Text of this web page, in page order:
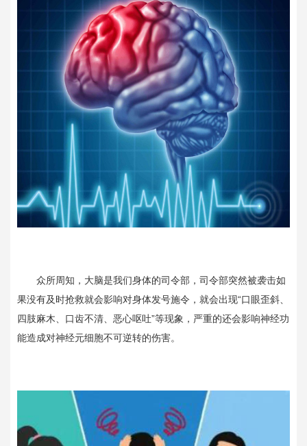
众所周知，大脑是我们身体的司令部，司令部突然被袭击如
果没有及时抢救就会影响对身体发号施令，就会出现“口眼歪斜、
四肢麻木、口齿不清、恶心呕吐”等现象，严重的还会影响神经功
能造成对神经元细胞不可逆转的伤害。